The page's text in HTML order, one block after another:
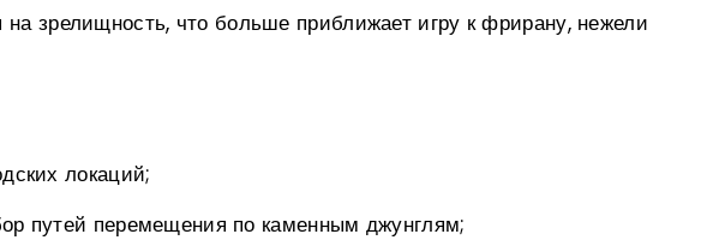
зрелищность, что больше приближает игру к фрирану, нежели
локаций;
путей перемещения по каменным джунглям;